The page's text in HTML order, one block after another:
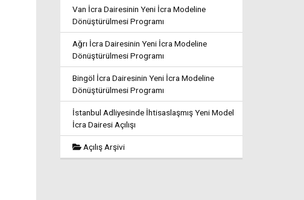
Van İcra Dairesinin Yeni İcra Modeline
Dönüştürülmesi Programı
Ağrı İcra Dairesinin Yeni İcra Modeline
Dönüştürülmesi Programı
Bingöl İcra Dairesinin Yeni İcra Modeline
Dönüştürülmesi Programı
İstanbul Adliyesinde İhtisaslaşmış Yeni Model
İcra Dairesi Açılışı
Açılış Arşivi